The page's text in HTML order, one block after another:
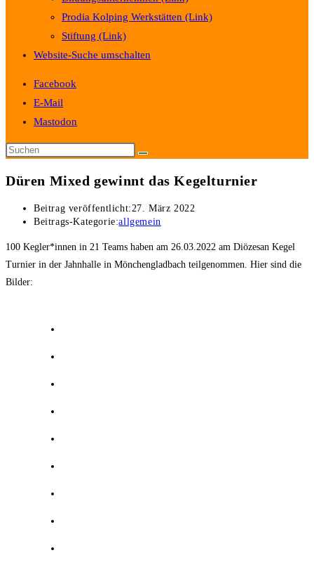
Prodia Kolping Werkstätten (Link)
Stiftung (Link)
Website-Suche umschalten
Facebook
E-Mail
Mastodon
Düren Mixed gewinnt das Kegelturnier
Beitrag veröffentlicht:27. März 2022
Beitrags-Kategorie:allgemein
100 Kegler*innen in 21 Teams haben am 26.03.2022 am Diözesan Kegel
Turnier in der Jahnhalle in Mönchengladbach teilgenommen. Hier sind die
Bilder: